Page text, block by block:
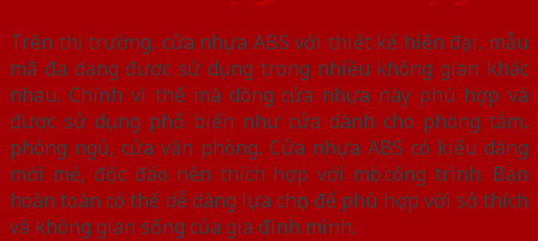
Trên thị trường, cửa nhựa ABS với thiết kế hiện đại, mẫu
mã đa dạng được sử dụng trong nhiều không gian khác
nhau. Chính vì thế mà dòng cửa nhựa này phù hợp và
được sử dụng phổ biến như cửa dành cho phòng tắm,
phòng ngủ, cửa văn phòng. Cửa nhựa ABS có kiểu dáng
mới mẻ, độc đáo nên thích hợp với mọi công trình. Bạn
hoàn toàn có thể dễ dàng lựa chọn để phù hợp với sở thích
và không gian sống của gia đình mình.